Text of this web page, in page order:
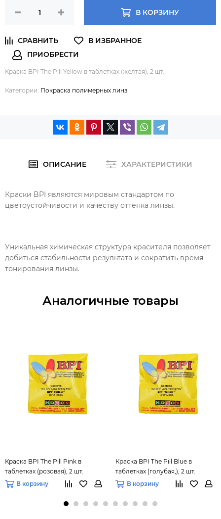
В КОРЗИНУ
Краска BPI The Pill Yellow в таблетках (жёлтая), 2 шт.
Категории: Покраска полимерных линз
ОПИСАНИЕ ХАРАКТЕРИСТИКИ
Краски BPI являются мировым стандартом по
цветоустойчивости и качеству оттенка линзы.
Уникальная химическая структура красителя позволяет
добиться стабильности результата и сократить время
тонирования линзы.
Аналогичные товары
Краска BPI The Pill Pink в
таблетках (розовая), 2 шт.
В корзину
Краска BPI The Pill Blue в
таблетках (голубая,), 2 шт.
В корзину